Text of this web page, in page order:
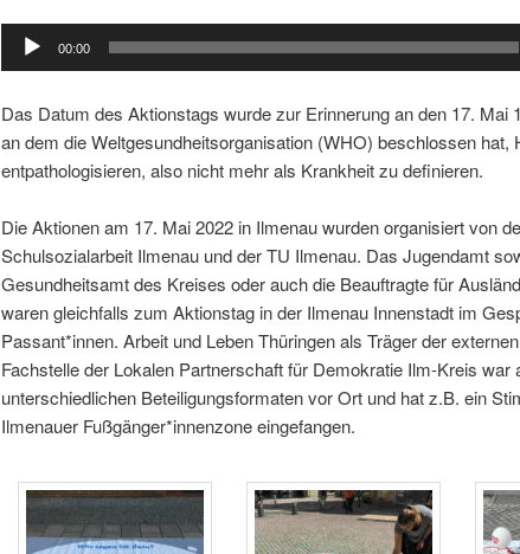
Audio-
00:00
Das Datum des Aktionstags wurde zur Erinnerung an den 17. Mai
an dem die Weltgesundheitsorganisation (WHO) beschlossen hat,
entpathologisieren, also nicht mehr als Krankheit zu definieren.
Die Aktionen am 17. Mai 2022 in Ilmenau wurden organisiert von
Schulsozialarbeit Ilmenau und der TU Ilmenau. Das Jugendamt
Gesundheitsamt des Kreises oder auch die Beauftragte für
waren gleichfalls zum Aktionstag in der Ilmenau Innenstadt im
Passant*innen. Arbeit und Leben Thüringen als Träger der
Fachstelle der Lokalen Partnerschaft für Demokratie Ilm-Kreis war
unterschiedlichen Beteiligungsformaten vor Ort und hat z.B. ein
Ilmenauer Fußgänger*innenzone eingefangen.